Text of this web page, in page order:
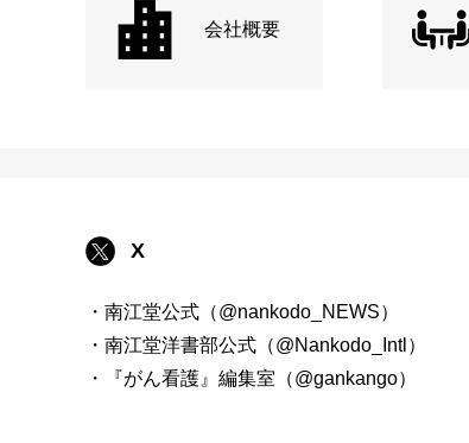
会社概要
X
・南江堂公式（@nankodo_NEWS）
・南江堂洋書部公式（@Nankodo_Intl）
・『がん看護』編集室（@gankango）